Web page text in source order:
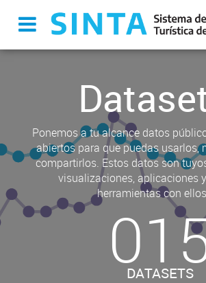
Ponemos a tu alcance datos
abiertos para que puedas usarlos,
compartirlos. Estos datos son
visualizaciones, aplicaciones
herramientas con
DATASETS